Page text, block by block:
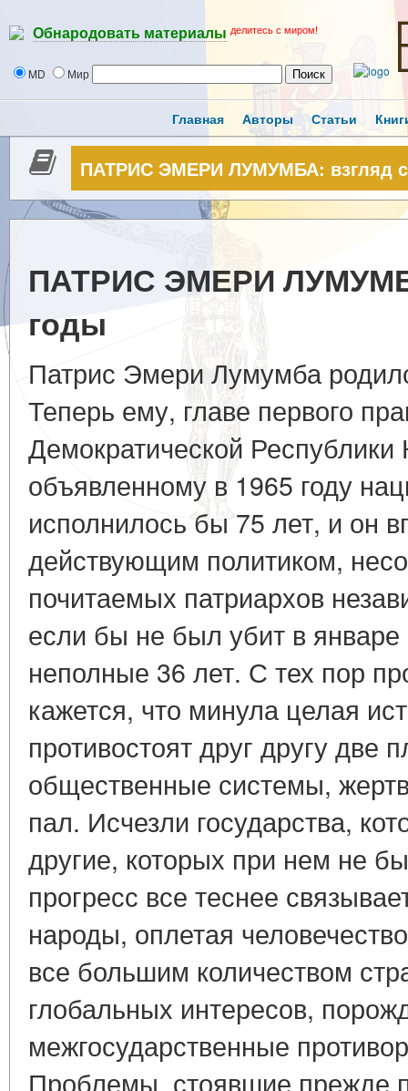
Обнародовать материалы делитесь с миром!
MD Мир
Главная Авторы Статьи
ПАТРИС ЭМЕРИ ЛУМУМБА: взгляд
ПАТРИС ЭМЕРИ
годы
Патрис Эмери Лумумба
Теперь ему, главе первого
Демократической Республики
объявленному в 1965 году
исполнилось бы 75 лет, и он
действующим политиком,
почитаемых патриархов
если бы не был убит в январе
неполные 36 лет. С тех пор
кажется, что минула целая
противостоят друг другу две
общественные системы,
пал. Исчезли государства,
другие, которых при нем не
прогресс все теснее
народы, оплетая
все большим количеством
глобальных интересов,
межгосударственные
Проблемы, стоявшие прежде